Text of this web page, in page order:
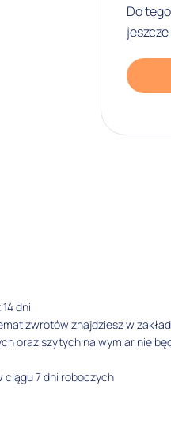
Do
dni
zwrotów znajdziesz w
oraz szytych na wymiar nie
ciągu 7 dni roboczych